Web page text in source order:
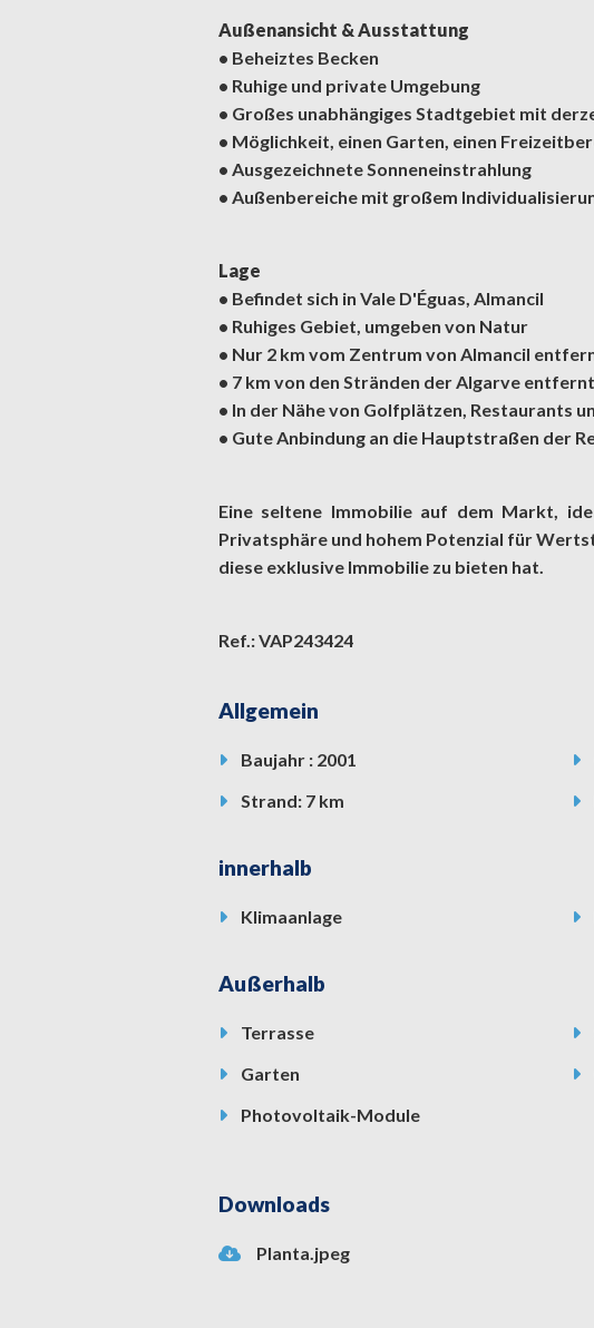
Außenansicht & Ausstattung
• Beheiztes Becken
• Ruhige und private Umgebung
• Großes unabhängiges Stadtgebiet mit
• Möglichkeit, einen Garten, einen
• Ausgezeichnete Sonneneinstrahlung
• Außenbereiche mit großem
Lage
• Befindet sich in Vale D'Éguas, Almancil
• Ruhiges Gebiet, umgeben von Natur
• Nur 2 km vom Zentrum von Almancil
• 7 km von den Stränden der Algarve entfernt
• In der Nähe von Golfplätzen, Restaurants
• Gute Anbindung an die Hauptstraßen der
Eine seltene Immobilie auf dem Markt,
Privatsphäre und hohem Potenzial für
diese exklusive Immobilie zu bieten hat.
Ref.: VAP243424
Allgemein
Baujahr : 2001
Strand: 7 km
innerhalb
Klimaanlage
Außerhalb
Terrasse
Garten
Photovoltaik-Module
Downloads
Planta.jpeg